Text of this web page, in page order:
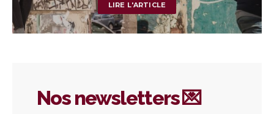
LIRE L'ARTICLE
Nos newsletters 💌